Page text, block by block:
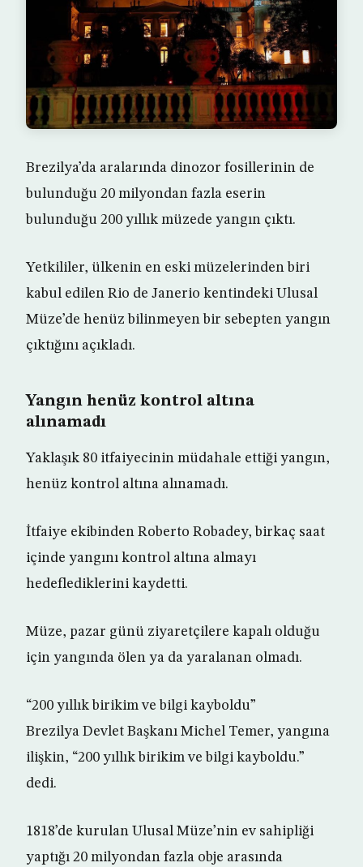
Brezilya’da aralarında dinozor fosillerinin de
bulunduğu 20 milyondan fazla eserin
bulunduğu 200 yıllık müzede yangın çıktı.
Yetkililer, ülkenin en eski müzelerinden biri
kabul edilen Rio de Janerio kentindeki Ulusal
Müze’de henüz bilinmeyen bir sebepten yangın
çıktığını açıkladı.
Yangın henüz kontrol altına
alınamadı
Yaklaşık 80 itfaiyecinin müdahale ettiği yangın,
henüz kontrol altına alınamadı.
İtfaiye ekibinden Roberto Robadey, birkaç saat
içinde yangını kontrol altına almayı
hedeflediklerini kaydetti.
Müze, pazar günü ziyaretçilere kapalı olduğu
için yangında ölen ya da yaralanan olmadı.
“200 yıllık birikim ve bilgi kayboldu”
Brezilya Devlet Başkanı Michel Temer, yangına
ilişkin, “200 yıllık birikim ve bilgi kayboldu.”
dedi.
1818’de kurulan Ulusal Müze’nin ev sahipliği
yaptığı 20 milyondan fazla obje arasında